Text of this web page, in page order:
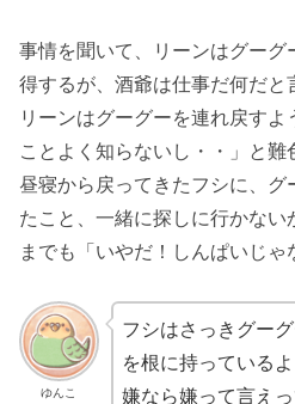
事情を聞いて、リーンはグーグ
得するが、酒爺は仕事だ何だと
リーンはグーグーを連れ戻す
ことよく知らないし・・」と難
昼寝から戻ってきたフシに、
たこと、一緒に探しに行かな
までも「いやだ！しんぱいじゃ
ゆんこ
フシはさっきグー
を根に持っているよ
嫌なら嫌って言え